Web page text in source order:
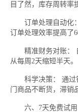
目了然，库存周转率
订单处理自动化：
订单处理效率提高了
精准财务对账： 自
从每周2天缩短半天。
科学决策： 通过
门商品不断货，滞销
六、7天免费试用